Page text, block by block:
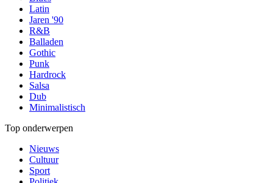
Latin
Jaren '90
R&B
Balladen
Gothic
Punk
Hardrock
Salsa
Dub
Minimalistisch
Top onderwerpen
Nieuws
Cultuur
Sport